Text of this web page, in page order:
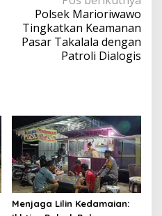
Polsek Marioriwawo
Tingkatkan Keamanan
Pasar Takalala dengan
Patroli Dialogis
Menjaga Lilin Kedamaian: